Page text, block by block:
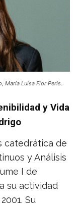
María Luisa Flor Peris.
y Vida
catedrática de
y Análisis
I de
su actividad
Su